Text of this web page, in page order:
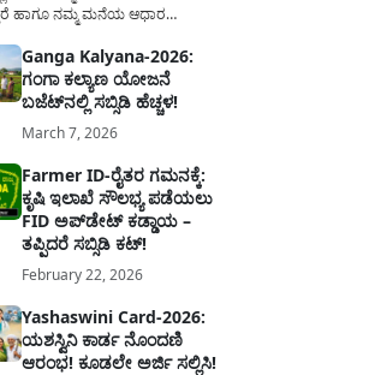
ಹಾಗೂ ನಮ್ಮ ಮನೆಯ ಆಧಾರ
ಹಾಗೆಯೇ ಅವರು ತಮ್ಮ 60
ಜೀವನವನ್ನು ನೆಮ್ಮದಿಯಿಂದ
ಪ್ರತಿಯೊಬ್ಬರ ಕನಸಾಗಿರುತ್ತದೆ ಆದ್ದರಿಂದ
ನಾಗರಿಕರ ಗುರುತಿನ ಚೀಟಿ...
Ganga Kalyana-2026:
ಗಂಗಾ ಕಲ್ಯಾಣ ಯೋಜನೆ
ಬಜೆಟ್‌ನಲ್ಲಿ ಸಬ್ಸಿಡಿ ಹೆಚ್ಚಳ!
March 7, 2026
Farmer ID-ರೈತರ ಗಮನಕ್ಕೆ:
ಕೃಷಿ ಇಲಾಖೆ ಸೌಲಭ್ಯ ಪಡೆಯಲು
FID ಅಪ್‌ಡೇಟ್ ಕಡ್ಡಾಯ –
ತಪ್ಪಿದರೆ ಸಬ್ಸಿಡಿ ಕಟ್!
February 22, 2026
Yashaswini Card-2026:
ಯಶಸ್ವಿನಿ ಕಾರ್ಡ ನೊಂದಣಿ
ಆರಂಭ! ಕೂಡಲೇ ಅರ್ಜಿ ಸಲ್ಲಿಸಿ!